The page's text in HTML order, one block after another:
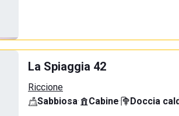
La Spiaggia 42
Riccione
Sabbiosa· Cabine· Doccia